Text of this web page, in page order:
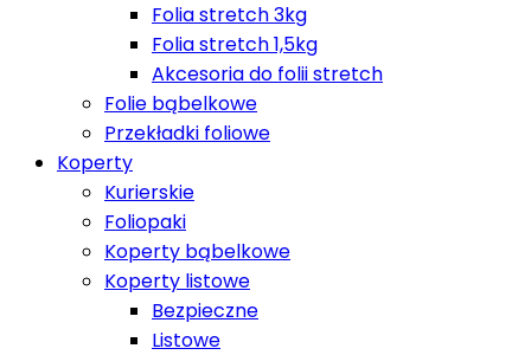
Folia stretch 3kg
Folia stretch 1,5kg
Akcesoria do folii stretch
Folie bąbelkowe
Przekładki foliowe
Koperty
Kurierskie
Foliopaki
Koperty bąbelkowe
Koperty listowe
Bezpieczne
Listowe